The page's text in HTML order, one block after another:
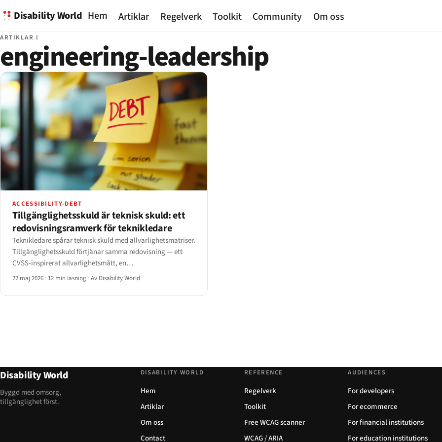
Disability World Hem Artiklar Regelverk Toolkit Community Om oss
ARTIKLAR I
engineering-leadership
ACCESSIBILITY-DEBT
Tillgänglighetsskuld är teknisk skuld: ett
redovisningsramverk för teknikledare
Teknikledare spårar teknisk skuld med allvarlighetsmatriser.
Tillgänglighetsskuld förtjänar samma redovisning — ett
CVSS-inspirerat allvarlighetsmått, en
åtgärdskostnadsuppskattning, en portföljvy och ett
22 maj 2026 · 12 min läsning ·Av Disability World
Disability World
Byggd med omsorg,
tillgänglighet först.
DISABILITY WORLD
Hem
Artiklar
Om oss
Contact
REFERENCE
Regelverk
Toolkit
Free WCAG scanner
WCAG / ARIA
AUDIENCES
For developers
For ecommerce
For financial institutions
For education institutions